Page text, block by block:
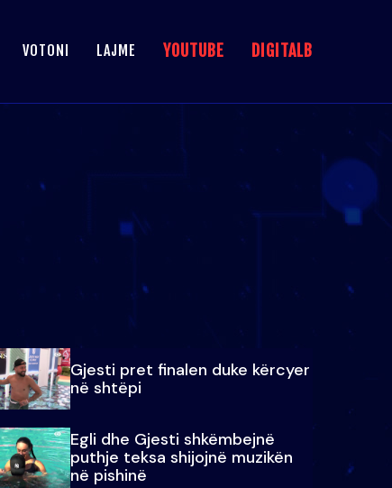
VOTONI LAJME YOUTUBE DIGITALB
Gjesti pret finalen duke kërcyer
në shtëpi
Egli dhe Gjesti shkëmbejnë
puthje teksa shijojnë muzikën
në pishinë